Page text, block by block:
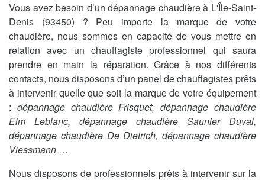
Vous avez besoin d’un dépannage chaudière à L'Île-Saint-
Denis (93450) ? Peu importe la marque de votre
chaudière, nous sommes en capacité de vous mettre en
relation avec un chauffagiste professionnel qui saura
prendre en main la réparation. Grâce à nos différents
contacts, nous disposons d’un panel de chauffagistes prêts
à intervenir quelle que soit la marque de votre équipement
: dépannage chaudière Frisquet, dépannage chaudière
Elm Leblanc, dépannage chaudière Saunier Duval,
dépannage chaudière De Dietrich, dépannage chaudière
Viessmann …
Nous disposons de professionnels prêts à intervenir sur la